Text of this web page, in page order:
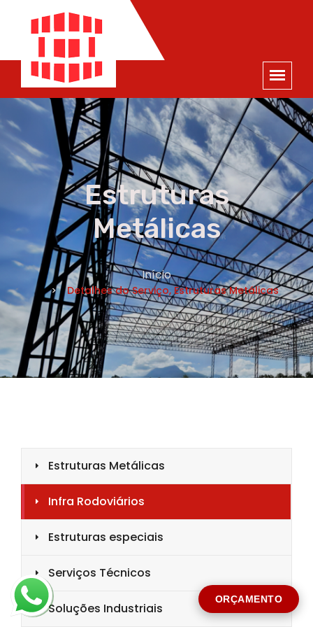
ORÇAMENTO
×
ORÇAMENTO
NOME *
E-MAIL *
TELEFONE *
CIDADE *
MENSAGEM *
Solicitar Orçamento